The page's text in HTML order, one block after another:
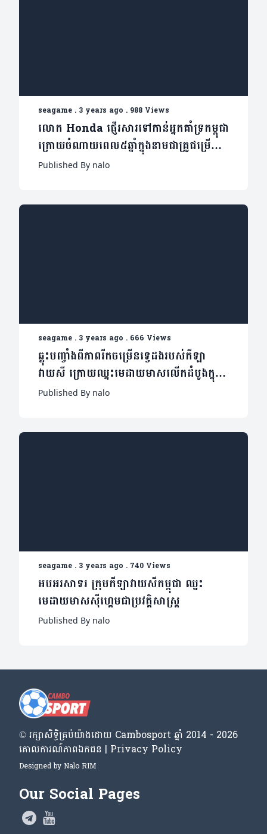
seagame . 3 years ago . 988 Views
លោក Honda ផ្ញើរសារទៅកាន់អ្នកគាំទ្រកម្ពុជា
ក្រោយចំណាយពេល៥ឆ្នាំក្នុងនាមជាគ្រូជម្រើ
សជាតិ
Published By nalo
seagame . 3 years ago . 666 Views
ឆ្លុះបញ្ចាំងពីភាពរីកចម្រើនទ្វេដងរបស់កីឡា
វាយសី ក្រោយឈ្នះមេដាយមាសលើកដំបូងក្នុង
ប្រវត្តិសាស្ដ្រ
Published By nalo
seagame . 3 years ago . 740 Views
អបអរសាទរ ក្រុមកីឡាវាយសីកម្ពុជា ឈ្នះ
មេដាយមាសស៊ីហ្គេមជាប្រវត្តិសាស្ដ្រ
Published By nalo
© រក្សា​សិទ្ធិ​គ្រប់​យ៉ាង​ដោយ​ Cambosport ឆ្នាំ 2014 - 2026
គោលការណ៍​ភាព​ឯកជន | Privacy Policy
Designed by Nalo RIM
Our Social Pages